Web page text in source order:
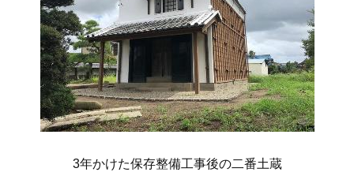
3年かけた保存整備工事後の二番土蔵